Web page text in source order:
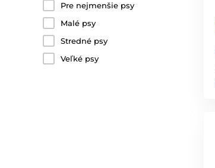
Pre nejmenšie psy
Malé psy
Stredné psy
Veľké psy